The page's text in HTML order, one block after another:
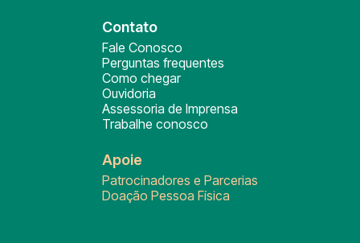
Contato
Fale Conosco
Perguntas frequentes
Como chegar
Ouvidoria
Assessoria de Imprensa
Trabalhe conosco
Apoie
Patrocinadores e Parcerias
Doação Pessoa Física